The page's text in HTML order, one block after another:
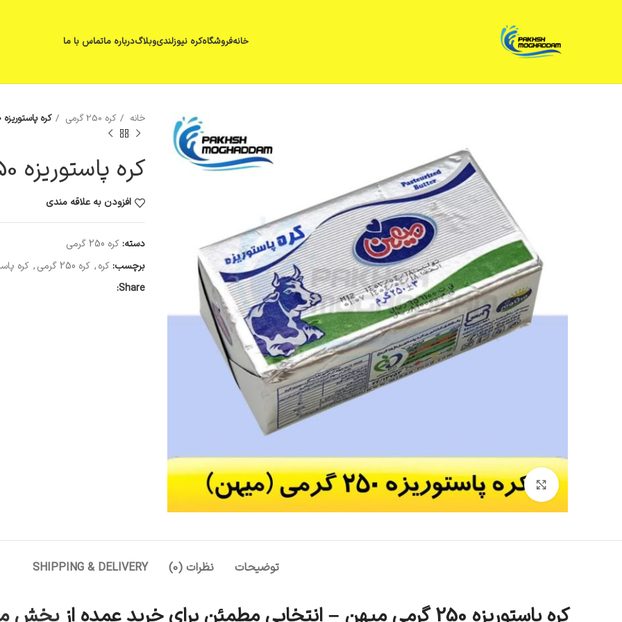
خانهفروشگاهکره نیوزلندیوبلاگدرباره ماتماس با ما
بزرگنمایی تصویر
خانه کره 250 گرمی کره پاستوریزه 250 گرمی میهن
کره پاستوریزه 250 گرمی میهن
افزودن به علاقه مندی
دسته:کره 250 گرمی
برچسب:کره, کره 250 گرمی , کره
Share:
توضیحات نظرات (0) SHIPPING & DELIVERY